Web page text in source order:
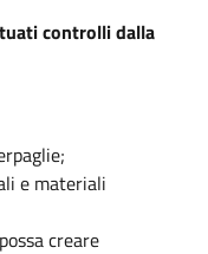
controlli dalla
e materiali
creare